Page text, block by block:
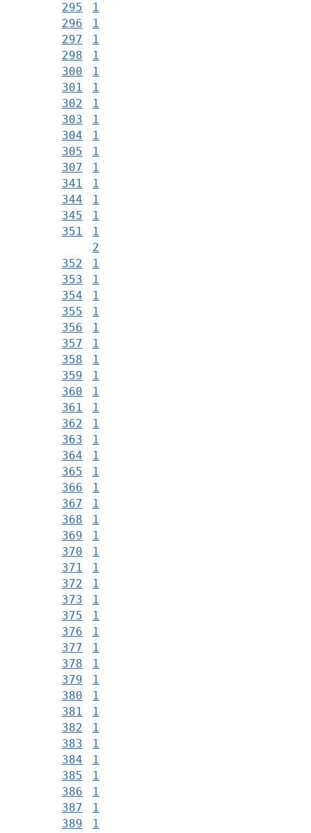
295
1
296
1
297
1
298
1
300
1
301
1
302
1
303
1
304
1
305
1
307
1
341
1
344
1
345
1
351
1
2
352
1
353
1
354
1
355
1
356
1
357
1
358
1
359
1
360
1
361
1
362
1
363
1
364
1
365
1
366
1
367
1
368
1
369
1
370
1
371
1
372
1
373
1
375
1
376
1
377
1
378
1
379
1
380
1
381
1
382
1
383
1
384
1
385
1
386
1
387
1
389
1